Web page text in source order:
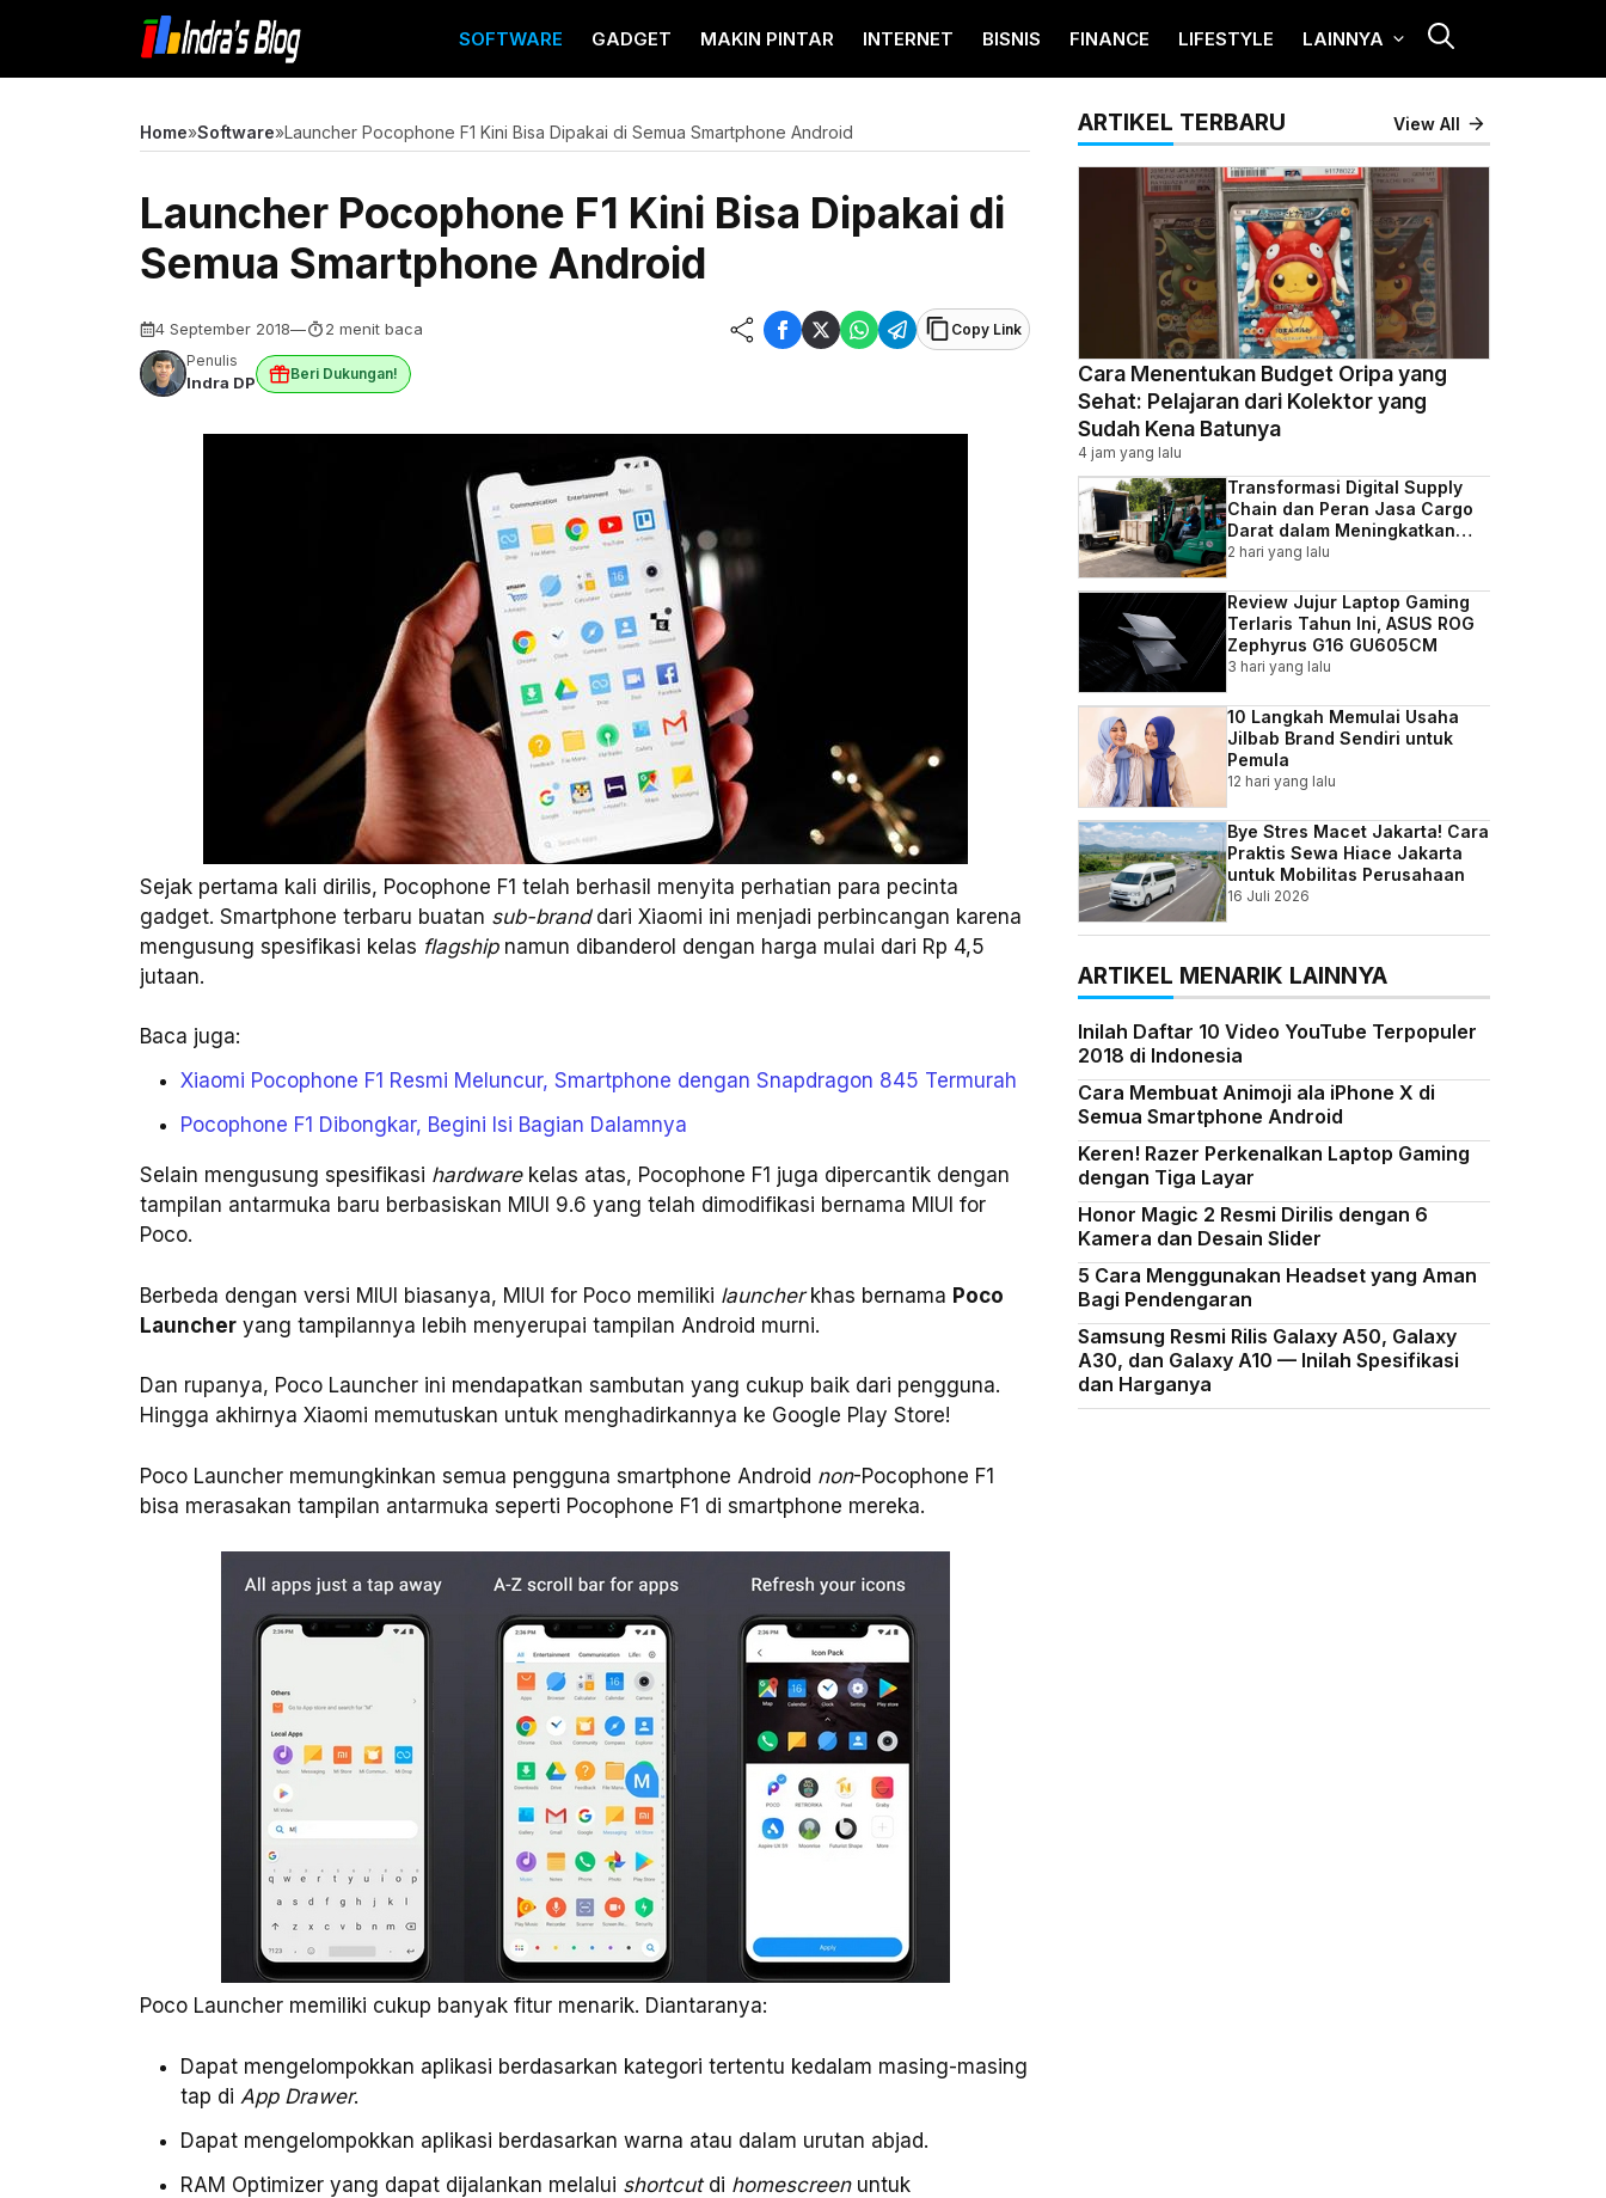
isi
SOFTWARE GADGET MAKIN PINTAR INTERNET BISNIS FINANCE LIFESTYLE LAINNYA
Home»Software»Launcher Pocophone F1 Kini Bisa Dipakai di Semua Smartphone Android
Launcher Pocophone F1 Kini Bisa Dipakai di
Semua Smartphone Android
4 September 2018— 2 menit baca
Copy Link
Penulis
Indra DP Beri Dukungan!
Sejak pertama kali dirilis, Pocophone F1 telah berhasil menyita perhatian para pecinta
gadget. Smartphone terbaru buatan sub-branddari Xiaomi ini menjadi perbincangan karena
mengusung spesifikasi kelas flagshipnamun dibanderol dengan harga mulai dari Rp 4,5
jutaan.
Baca juga:
Xiaomi Pocophone F1 Resmi Meluncur, Smartphone dengan Snapdragon 845 Termurah
Pocophone F1 Dibongkar, Begini Isi Bagian Dalamnya
Selain mengusung spesifikasi hardwarekelas atas, Pocophone F1 juga dipercantik dengan
tampilan antarmuka baru berbasiskan MIUI 9.6 yang telah dimodifikasi bernama MIUI for
Poco.
Berbeda dengan versi MIUI biasanya, MIUI for Poco memiliki launcherkhas bernama Poco
Launcher yang tampilannya lebih menyerupai tampilan Android murni.
Dan rupanya, Poco Launcher ini mendapatkan sambutan yang cukup baik dari pengguna.
Hingga akhirnya Xiaomi memutuskan untuk menghadirkannya ke Google Play Store!
Poco Launcher memungkinkan semua pengguna smartphone Android non-Pocophone F1
bisa merasakan tampilan antarmuka seperti Pocophone F1 di smartphone mereka.
Poco Launcher memiliki cukup banyak fitur menarik. Diantaranya:
Dapat mengelompokkan aplikasi berdasarkan kategori tertentu kedalam masing-masing
tap di App Drawer.
Dapat mengelompokkan aplikasi berdasarkan warna atau dalam urutan abjad.
RAM Optimizer yang dapat dijalankan melalui shortcutdi homescreenuntuk
ARTIKEL TERBARU View All
Cara Menentukan Budget Oripa yang
Sehat: Pelajaran dari Kolektor yang
Sudah Kena Batunya
4 jam yang lalu
Transformasi Digital Supply
Chain dan Peran Jasa Cargo
Darat dalam Meningkatkan
Efisiensi Bisnis Indonesia
2 hari yang lalu
Review Jujur Laptop Gaming
Terlaris Tahun Ini, ASUS ROG
Zephyrus G16 GU605CM
3 hari yang lalu
10 Langkah Memulai Usaha
Jilbab Brand Sendiri untuk
Pemula
12 hari yang lalu
Bye Stres Macet Jakarta! Cara
Praktis Sewa Hiace Jakarta
untuk Mobilitas Perusahaan
16 Juli 2026
ARTIKEL MENARIK LAINNYA
Inilah Daftar 10 Video YouTube Terpopuler
2018 di Indonesia
Cara Membuat Animoji ala iPhone X di
Semua Smartphone Android
Keren! Razer Perkenalkan Laptop Gaming
dengan Tiga Layar
Honor Magic 2 Resmi Dirilis dengan 6
Kamera dan Desain Slider
5 Cara Menggunakan Headset yang Aman
Bagi Pendengaran
Samsung Resmi Rilis Galaxy A50, Galaxy
A30, dan Galaxy A10 — Inilah Spesifikasi
dan Harganya